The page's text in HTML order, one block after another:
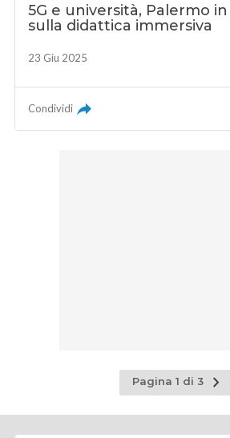
5G e università, Palermo
sulla didattica immersiva
23 Giu 2025
Condividi
Pagina 1 di 3